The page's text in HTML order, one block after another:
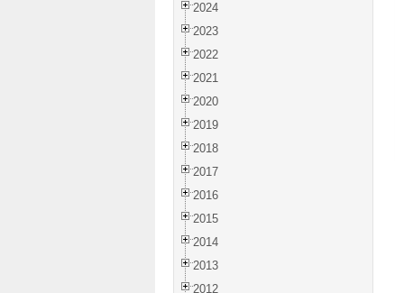
2024
2023
2022
2021
2020
2019
2018
2017
2016
2015
2014
2013
2012